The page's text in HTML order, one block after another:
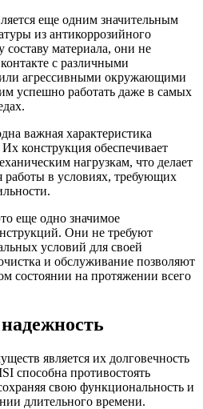
еще одним значительным
из антикоррозийного
составу материала, они не
с различными
агрессивными окружающими
успешно работать даже в самых
важная характеристика
Их конструкция обеспечивает
нагрузкам, что делает
в условиях, требующих
еще одно значимое
Они не требуют
условий для своей
и обслуживание позволяют
состоянии на протяжении всего
является их долговечность
способна противостоять
свою функциональность и
длительного времени.